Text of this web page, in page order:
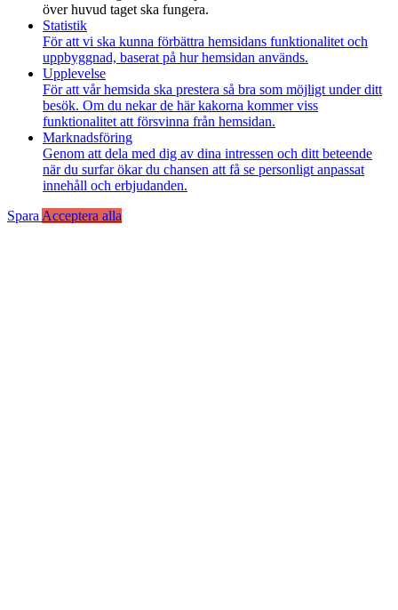
över huvud taget ska fungera.
Statistik
För att vi ska kunna förbättra hemsidans funktionalitet och
uppbyggnad, baserat på hur hemsidan används.
Upplevelse
För att vår hemsida ska prestera så bra som möjligt under ditt
besök. Om du nekar de här kakorna kommer viss
funktionalitet att försvinna från hemsidan.
Marknadsföring
Genom att dela med dig av dina intressen och ditt beteende
när du surfar ökar du chansen att få se personligt anpassat
innehåll och erbjudanden.
SparaAcceptera alla